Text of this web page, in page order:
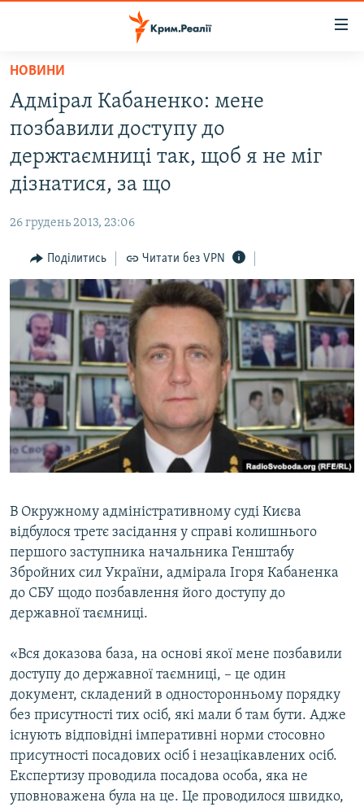
Перейти
основного
матеріалу
до
основної
Перейти
пошуку
ВОДА.КРИМ
ПОЛІТИКА
ПОГЛЯД
ІНТЕРВ'Ю
ВСЕ ЗА ДЕНЬ
СПЕЦПРОЕКТИ
ДЕПОРТАЦІЯ
ВІДЕОУРОКИ «ELIFBE»
СВІДЧЕННЯ ОКУПАЦІЇ
УКРАЇНСЬКА ПРОБЛЕМА КРИМУ
ІНФОГРАФІКА
ЯК ОБІЙТИ БЛОКУВАННЯ
Русский
Qırımtatar
ДОЛУЧАЙСЯ!
Усі сайти RFE/RL
НОВИНИ
Адмірал Кабаненко: мене
позбавили доступу до
держтаємниці так, щоб я не міг
дізнатися, за що
26 грудень 2013, 23:06
Поділитись Читати без VPN
В Окружному адміністративному суді Києва
відбулося третє засідання у справі колишнього
першого заступника начальника Генштабу
Збройних сил України, адмірала Ігоря Кабаненка
до СБУ щодо позбавлення його доступу до
державної таємниці.
«Вся доказова база, на основі якої мене позбавили
доступу до державної таємниці, – це один
документ, складений в односторонньому порядку
без присутності тих осіб, які мали б там бути. Адже
існують відповідні імперативні норми стосовно
присутності посадових осіб і незацікавлених осіб.
Експертизу проводила посадова особа, яка не
уповноважена була на це. Це проводилося швидко,